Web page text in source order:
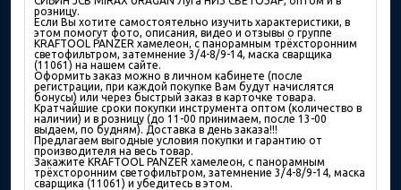
розницу.
Если Вы хотите самостоятельно изучить характеристики, в
этом помогут фото, описания, видео и отзывы о группе
KRAFTOOL PANZER хамелеон, с панорамным трёхсторонним
светофильтром, затемнение 3/4-8/9-14, маска сварщика
(11061) на нашем сайте.
Оформить заказ можно в личном кабинете (после
регистрации, при каждой покупке Вам будут начислятся
бонусы) или через быстрый заказ в карточке товара.
Кратчайшие сроки покупки инструмента оптом (количество в
наличии) и в розницу (до 11-00 принимаем, после 13-00
выдаем, по будням). Доставка в день заказа!!!
Предлагаем выгодные условия покупки и гарантию от
производителя на весь товар.
Закажите KRAFTOOL PANZER хамелеон, с панорамным
трёхсторонним светофильтром, затемнение 3/4-8/9-14, маска
сварщика (11061) и убедитесь в этом.